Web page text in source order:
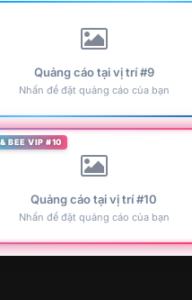
Quảng cáo tại vị trí #9
Nhấn để đặt quảng cáo của bạn
BEE VIP #10
Quảng cáo tại vị trí #10
Nhấn để đặt quảng cáo của bạn